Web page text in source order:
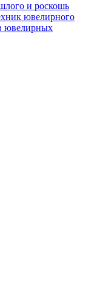
и роскошь
ювелирного
ювелирных